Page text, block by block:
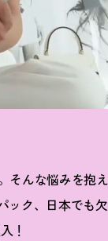
そんな悩みを抱
ック、日本でも
！